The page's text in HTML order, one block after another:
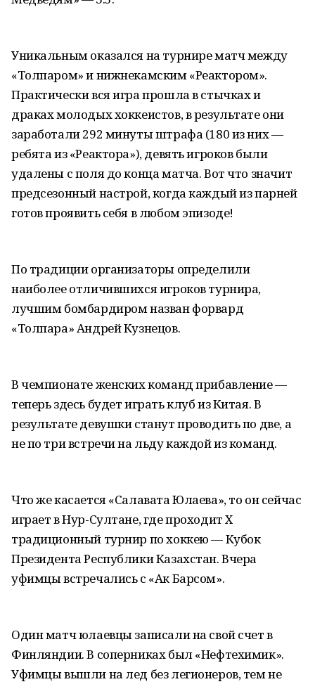
Уникальным оказался на турнире матч между
«Толпаром» и нижнекамским «Реактором».
Практически вся игра прошла в стычках и
драках молодых хоккеистов, в результате они
заработали 292 минуты штрафа (180 из них —
ребята из «Реактора»), девять игроков были
удалены с поля до конца матча. Вот что значит
предсезонный настрой, когда каждый из парней
готов проявить себя в любом эпизоде!
По традиции организаторы определили
наиболее отличившихся игроков турнира,
лучшим бомбардиром назван форвард
«Толпара» Андрей Кузнецов.
В чемпионате женских команд прибавление —
теперь здесь будет играть клуб из Китая. В
результате девушки станут проводить по две, а
не по три встречи на льду каждой из команд.
Что же касается «Салавата Юлаева», то он сейчас
играет в Нур-Султане, где проходит X
традиционный турнир по хоккею — Кубок
Президента Республики Казахстан. Вчера
уфимцы встречались с «Ак Барсом».
Один матч юлаевцы записали на свой счет в
Финляндии. В соперниках был «Нефтехимик».
Уфимцы вышли на лед без легионеров, тем не